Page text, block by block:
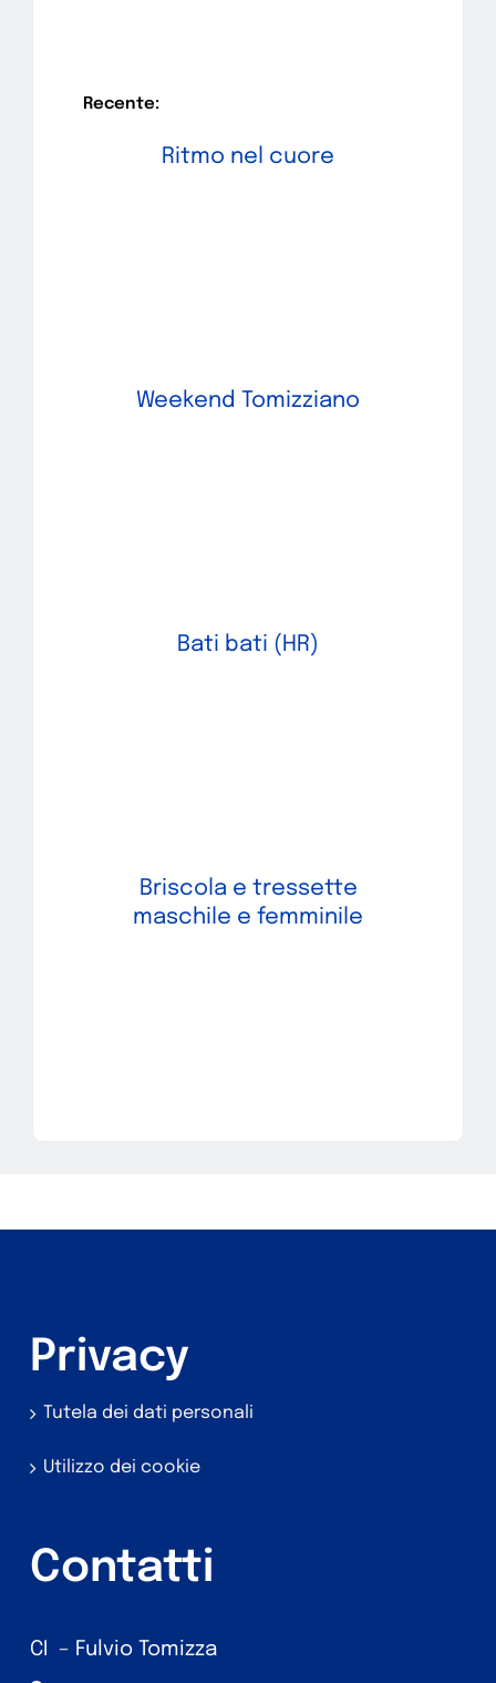
Recente:
Ritmo nel cuore
Weekend Tomizziano
Bati bati (HR)
Briscola e tressette
maschile e femminile
Privacy
Tutela dei dati personali
Utilizzo dei cookie
Contatti
CI – Fulvio Tomizza